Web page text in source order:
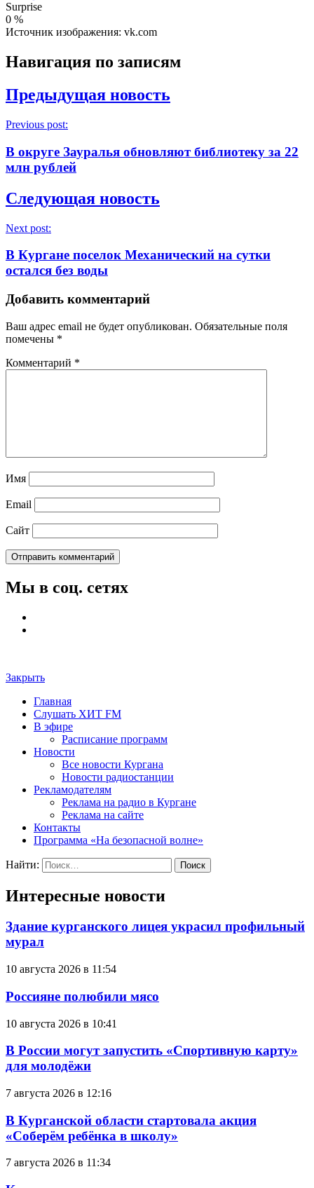
Surprise
0 %
Источник изображения: vk.com
Навигация по записям
Предыдущая новость
Previous post:
В округе Зауралья обновляют библиотеку за 22
млн рублей
Следующая новость
Next post:
В Кургане поселок Механический на сутки
остался без воды
Добавить комментарий
Ваш адрес email не будет опубликован. Обязательные поля
помечены *
Комментарий *
Имя
Email
Сайт
Мы в соц. сетях
Закрыть
Главная
Слушать ХИТ FM
В эфире
Расписание программ
Новости
Все новости Кургана
Новости радиостанции
Рекламодателям
Реклама на радио в Кургане
Реклама на сайте
Контакты
Программа «На безопасной волне»
Найти:
Интересные новости
Здание курганского лицея украсил профильный
мурал
10 августа 2026 в 11:54
Россияне полюбили мясо
10 августа 2026 в 10:41
В России могут запустить «Спортивную карту»
для молодёжи
7 августа 2026 в 12:16
В Курганской области стартовала акция
«Соберём ребёнка в школу»
7 августа 2026 в 11:34